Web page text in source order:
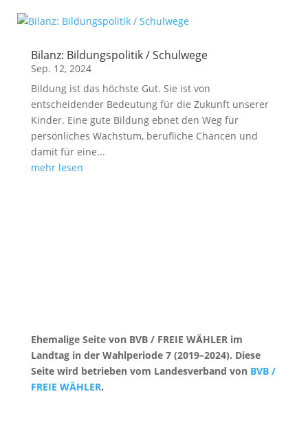
Bilanz: Bildungspolitik / Schulwege
Sep. 12, 2024
Bildung ist das höchste Gut. Sie ist von
entscheidender Bedeutung für die Zukunft unserer
Kinder. Eine gute Bildung ebnet den Weg für
persönliches Wachstum, berufliche Chancen und
damit für eine...
mehr lesen
Ehemalige Seite von BVB / FREIE WÄHLER im
Landtag in der Wahlperiode 7 (2019–2024). Diese
Seite wird betrieben vom Landesverband von BVB /
FREIE WÄHLER.